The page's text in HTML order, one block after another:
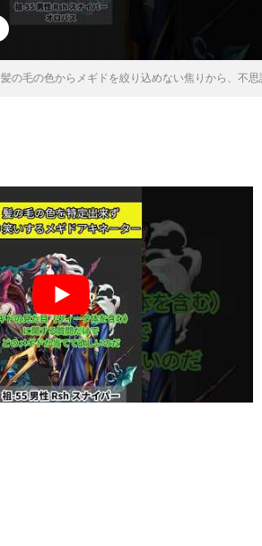
髪の毛の色からメギドを絞り込めない焦りから、不